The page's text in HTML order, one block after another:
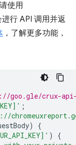
使用
行 API 调用并返
，了解更多功能，
goo.gle/crux-
;
)
{
)
{